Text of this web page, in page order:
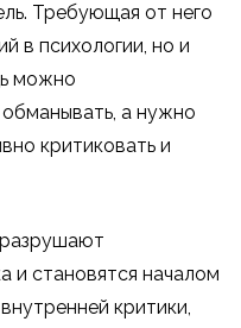
Требующая от него
в психологии, но и
можно
а нужно
критиковать и
и становятся началом
критики,